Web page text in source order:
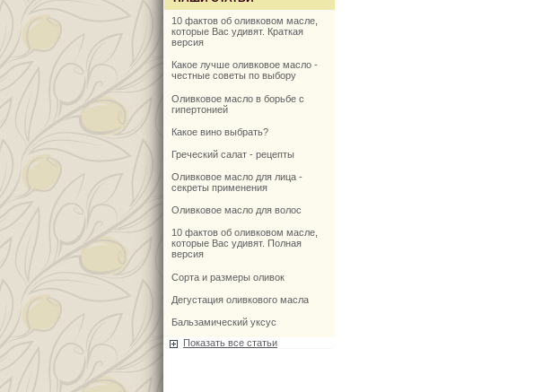
10 фактов об оливковом масле,
которые Вас удивят. Краткая
версия
Какое лучше оливковое масло -
честные советы по выбору
Оливковое масло в борьбе с
гипертонией
Какое вино выбрать?
Греческий салат - рецепты
Оливковое масло для лица -
секреты применения
Оливковое масло для волос
10 фактов об оливковом масле,
которые Вас удивят. Полная
версия
Сорта и размеры оливок
Дегустация оливкового масла
Бальзамический уксус
Показать все статьи